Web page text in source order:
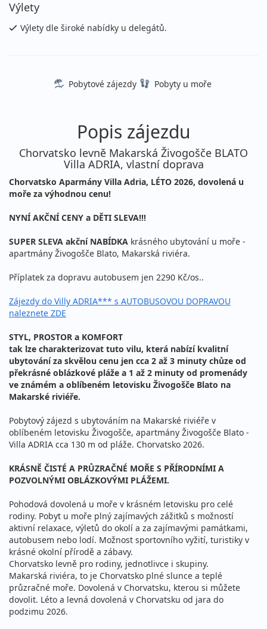
Výlety
Výlety dle široké nabídky u delegátů.
Pobytové zájezdy Pobyty u moře
Popis zájezdu
Chorvatsko levně Makarská Živogošče BLATO
Villa ADRIA, vlastní doprava
Chorvatsko Aparmány Villa Adria, LÉTO 2026, dovolená u
moře za výhodnou cenu!
NYNÍ AKČNÍ CENY a DĚTI SLEVA!!!
SUPER SLEVA akční NABÍDKA krásného ubytování u moře -
apartmány Živogošče Blato, Makarská riviéra.
Příplatek za dopravu autobusem jen 2290 Kč/os..
Zájezdy do Villy ADRIA*** s AUTOBUSOVOU DOPRAVOU
naleznete ZDE
STYL, PROSTOR a KOMFORT
tak lze charakterizovat tuto vilu, která nabízí kvalitní
ubytování za skvělou cenu jen cca 2 až 3 minuty chůze od
překrásné oblázkové pláže a 1 až 2 minuty od promenády
ve známém a oblíbeném letovisku Živogošče Blato na
Makarské riviéře.
Pobytový zájezd s ubytováním na Makarské riviéře v
oblíbeném letovisku Živogošče, apartmány Živogošče Blato -
Villa ADRIA cca 130 m od pláže. Chorvatsko 2026.
KRÁSNĚ ČISTÉ A PRŮZRAČNÉ MOŘE S PŘÍRODNÍMI A
POZVOLNÝMI OBLÁZKOVÝMI PLÁŽEMI.
Pohodová dovolená u moře v krásném letovisku pro celé
rodiny. Pobyt u moře plný zajímavých zážitků s možností
aktivní relaxace, výletů do okolí a za zajímavými památkami,
autobusem nebo lodí. Možnost sportovního vyžití, turistiky v
krásné okolní přírodě a zábavy.
Chorvatsko levně pro rodiny, jednotlivce i skupiny.
Makarská riviéra, to je Chorvatsko plné slunce a teplé
průzračné moře. Dovolená v Chorvatsku, kterou si můžete
dovolit. Léto a levná dovolená v Chorvatsku od jara do
podzimu 2026.